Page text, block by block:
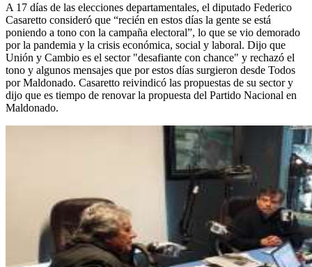
A 17 días de las elecciones departamentales, el diputado Federico
Casaretto consideró que “recién en estos días la gente se está
poniendo a tono con la campaña electoral”, lo que se vio demorado
por la pandemia y la crisis económica, social y laboral. Dijo que
Unión y Cambio es el sector "desafiante con chance" y rechazó el
tono y algunos mensajes que por estos días surgieron desde Todos
por Maldonado. Casaretto reivindicó las propuestas de su sector y
dijo que es tiempo de renovar la propuesta del Partido Nacional en
Maldonado.